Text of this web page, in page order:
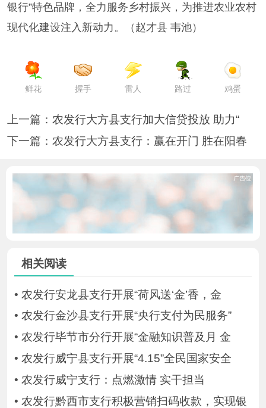
银行”特色品牌，全力服务乡村振兴，为推进农业农村
现代化建设注入新动力。（赵才县 韦池）
鲜花 握手 雷人 路过 鸡蛋
上一篇： 农发行大方县支行加大信贷投放 助力“
下一篇： 农发行大方县支行：赢在开门 胜在阳春
相关阅读
• 农发行安龙县支行开展“荷风送‘金’香，金
• 农发行金沙县支行开展“央行支付为民服务”
• 农发行毕节市分行开展“金融知识普及月 金
• 农发行威宁县支行开展“4.15”全民国家安全
• 农发行威宁支行：点燃激情 实干担当
• 农发行黔西市支行积极营销扫码收款，实现银